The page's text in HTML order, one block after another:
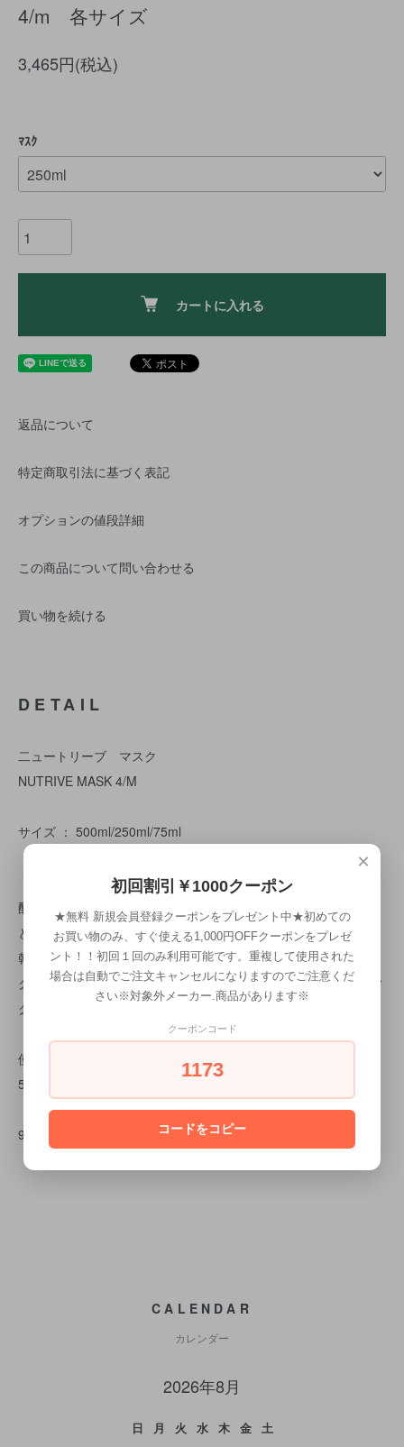
4/m 各サイズ
3,465円(税込)
ﾏｽｸ
カートに入れる
返品について
特定商取引法に基づく表記
オプションの値段詳細
この商品について問い合わせる
買い物を続ける
DETAIL
二ュートリーブ マスク
NUTRIVE MASK 4/M
サイズ ： 500ml/250ml/75ml
酵素有機ピスタチオ
とオリーブオイルとNUTRICARE配合。
乾燥したダメージ毛に潤いと輝きを与えるマスク。 髪にタンパ
ク質と水分を深く与え、柔らかさと弾力を与えます。キューティ
クルを補修して輝きを取り戻し、もつれを防ぎます。
使用方法
5～10分放置し、洗い流してください。
95.5％天然由来成分配合。
CALENDAR
カレンダー
2026年8月
日 月 火 水 木 金
土
×
初回割引￥1000クーポン
★無料 新規会員登録クーポンをプレゼント中★初めての
お買い物のみ、すぐ使える1,000円OFFクーポンをプレゼ
ント！！初回１回のみ利用可能です。重複して使用された
場合は自動でご注文キャンセルになりますのでご注意くだ
さい※対象外メーカー.商品があります※
クーポンコード
1173
コードをコピー